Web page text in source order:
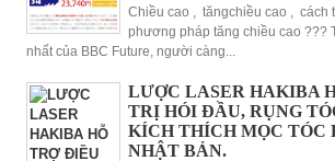
Chiều cao , tăngchiều cao , cách
phương pháp tăng chiều cao ???
nhất của BBC Future, người càng...
LƯỢC LASER HAKIBA
TRỊ HÓI ĐẦU, RỤNG
KÍCH THÍCH MỌC TÓC
NHẬT BẢN.